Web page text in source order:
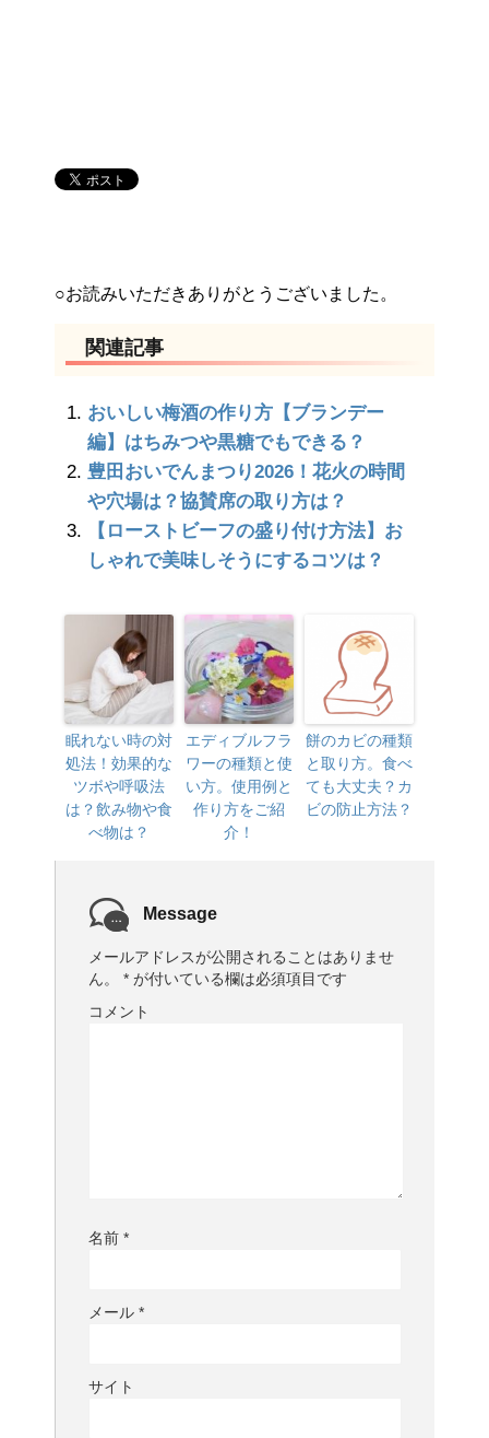
○お読みいただきありがとうございました。
関連記事
おいしい梅酒の作り方【ブランデー
編】はちみつや黒糖でもできる？
豊田おいでんまつり2026！花火の時間
や穴場は？協賛席の取り方は？
【ローストビーフの盛り付け方法】お
しゃれで美味しそうにするコツは？
眠れない時の対
処法！効果的な
ツボや呼吸法
は？飲み物や食
べ物は？
エディブルフラ
ワーの種類と使
い方。使用例と
作り方をご紹
介！
餅のカビの種類
と取り方。食べ
ても大丈夫？カ
ビの防止方法？
Message
メールアドレスが公開されることはありませ
ん。
* が付いている欄は必須項目です
コメント
名前 *
メール *
サイト